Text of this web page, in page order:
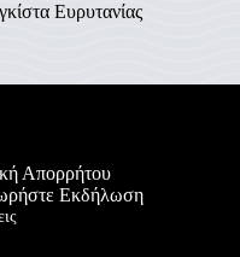
Ευρυτανίας
Απορρήτου
Εκδήλωση